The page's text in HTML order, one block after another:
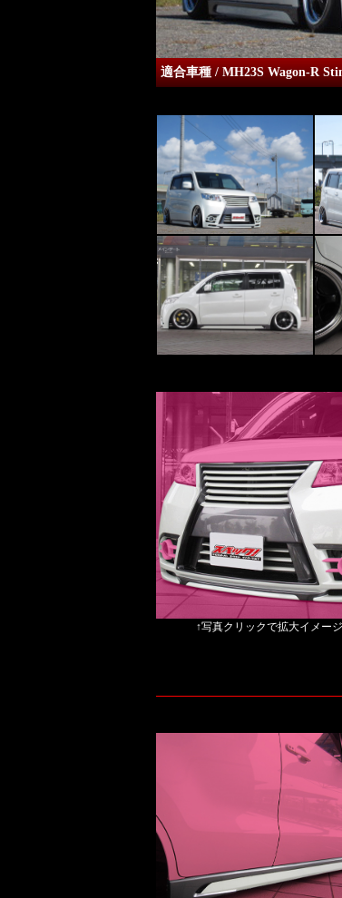
適合車種 / MH23S Wagon-R
↑写真クリックで拡大イメージ